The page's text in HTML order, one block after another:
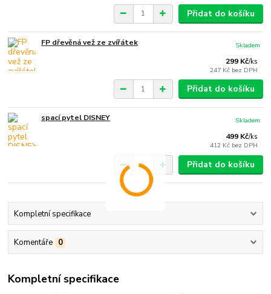
Přidat do košíku
FP dřevěná vež ze zvířátek
299 Kč/ks
247 Kč bez DPH
Skladem
Přidat do košíku
spací pytel DISNEY
499 Kč/ks
412 Kč bez DPH
Skladem
Přidat do košíku
Kompletní specifikace
Komentáře 0
Kompletní specifikace